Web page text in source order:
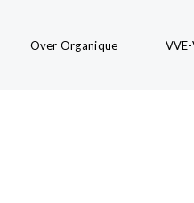
Over Organique